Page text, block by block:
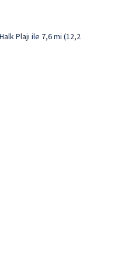
Plajı ile 7,6 mi (12,2